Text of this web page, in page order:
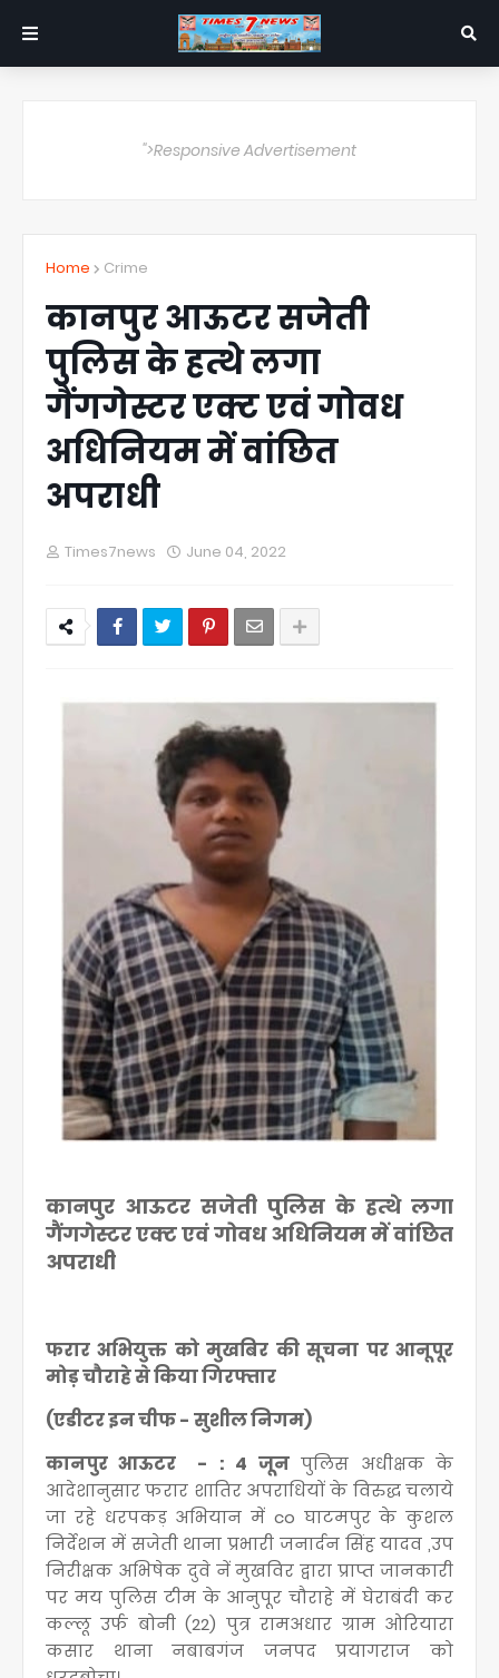
">Responsive Advertisement
Home Crime
कानपुर आऊटर सजेती
पुलिस के हत्थे लगा
गैंगगेस्टर एक्ट एवं गोवध
अधिनियम में वांछित
अपराधी
Times7news June 04, 2022
कानपुर आऊटर सजेती पुलिस के हत्थे लगा
गैंगगेस्टर एक्ट एवं गोवध अधिनियम में वांछित
अपराधी
फरार अभियुक्त को मुखबिर की सूचना पर आनूपूर
मोड़ चौराहे से किया गिरफ्तार
(एडीटर इन चीफ - सुशील निगम)
कानपुर आऊटर - : 4 जूनपुलिस अधीक्षक के
आदेशानुसार फरार शातिर अपराधियों के विरुद्ध चलाये
जा रहे धरपकड़ अभियान में co घाटमपुर के कुशल
निर्देशन में सजेती थाना प्रभारी जनार्दन सिंह यादव ,उप
निरीक्षक अभिषेक दुवे नें मुखविर द्वारा प्राप्त जानकारी
पर मय पुलिस टीम के आनुपूर चौराहे में घेराबंदी कर
कल्लू उर्फ बोनी (22) पुत्र रामअधार ग्राम ओरियारा
कसार थाना नबाबगंज जनपद प्रयागराज को